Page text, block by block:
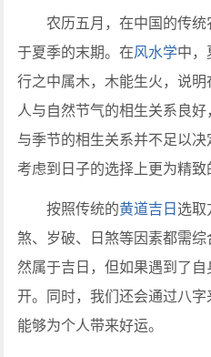
农历五月，在中国的传统
于夏季的末期。在风水学中，
行之中属木，木能生火，说
人与自然节气的相生关系良
与季节的相生关系并不足以
考虑到日子的选择上更为精致
按照传统的黄道吉日 选取
煞、岁破、日煞等因素都需
然属于吉日，但如果遇到了
开。同时，我们还会通过八
能够为个人带来好运。